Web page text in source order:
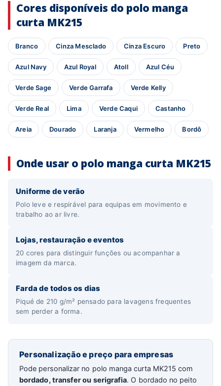
Cores disponíveis do polo manga
curta MK215
Branco Cinza Mesclado Cinza Escuro Preto
Azul Navy Azul Royal Atoll Azul Céu
Verde Sage Verde Garrafa Verde Kelly
Verde Real Lima Verde Caqui Castanho
Areia Dourado Laranja Vermelho Bordô
Onde usar o polo manga curta MK215
Uniforme de verão
Polo leve e respirável para equipas em movimento e
trabalho ao ar livre.
Lojas, restauração e eventos
20 cores para distinguir funções ou acompanhar a
imagem da marca.
Farda de todos os dias
Piqué de 210 g/m² pensado para lavagens frequentes
sem perder a forma.
Personalização e preço para empresas
Pode personalizar no polo manga curta MK215 com
bordado, transfer ou serigrafia. O bordado no peito